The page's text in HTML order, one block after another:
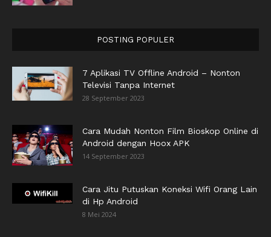
POSTING POPULER
7 Aplikasi TV Offline Android – Nonton
Televisi Tanpa Internet
28 September 2023
Cara Mudah Nonton Film Bioskop Online di
Android dengan Hoox APK
14 September 2023
Cara Jitu Putuskan Koneksi Wifi Orang Lain
di Hp Android
8 Mei 2024